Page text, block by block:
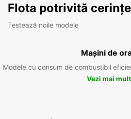
Flota potrivită
Testează noile modele
Mașini de
Modele cu consum de combustibil
Vezi mai mult